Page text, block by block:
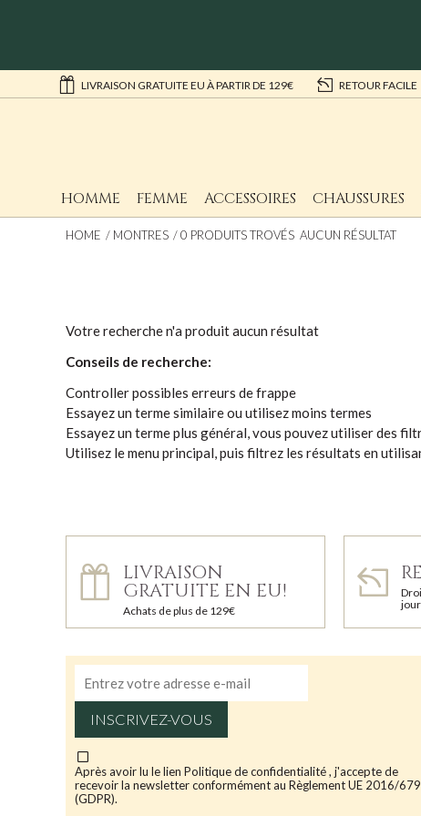
LIVRAISON GRATUITE EU À PARTIR DE 129€ RETOUR FACILE
HOMME FEMME ACCESSOIRES CHAUSSURES
HOME MONTRES 0 PRODUITS TROVÉS AUCUN RÉSULTAT
Votre recherche n'a produit aucun résultat
Conseils de recherche:
Controller possibles erreurs de frappe
Essayez un terme similaire ou utilisez moins termes
Essayez un terme plus général, vous pouvez utiliser des
Utilisez le menu principal, puis filtrez les résultats en
LIVRAISON
GRATUITE EN EU!
Achats de plus de 129€
INSCRIVEZ-VOUS
Après avoir lu le lien Politique de confidentialité, j'accepte de
recevoir la newsletter conformément au Règlement UE 2016/679
(GDPR).